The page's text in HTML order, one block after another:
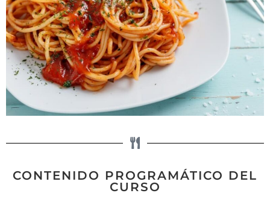
CONTENIDO PROGRAMÁTICO DEL
CURSO